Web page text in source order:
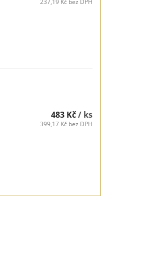
237,19 Kč bez DPH
483 Kč/ ks
399,17 Kč bez DPH